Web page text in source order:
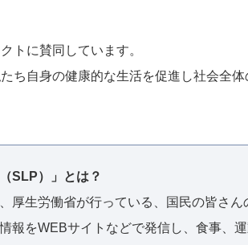
トに賛同しています。
ち自身の健康的な生活を促進し社会全
SLP）」とは？
厚生労働省が行っている、国民の皆さん
報をWEBサイトなどで発信し、食事、